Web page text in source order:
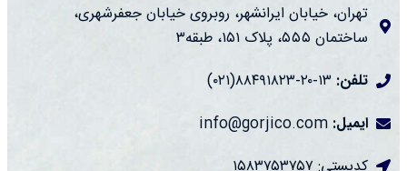
تهران، خیابان ایرانشهر، روبروی خیابان جعفرشهری،
ساختمان ۵۵۵، پلاک ۱۵۱، طبقه۳
تلفن: ۱۳-۲۰-۸۸۴۹۱۸۲۳(۰۲۱)
ایمیل: info@gorjico.com